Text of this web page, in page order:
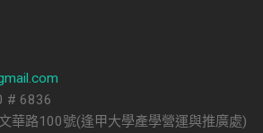
# 6836
華路100號(逢甲大學產學營運與推廣處)